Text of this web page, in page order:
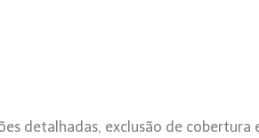
detalhadas, exclusão de